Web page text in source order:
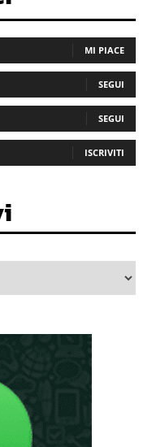
MI PIACE
SEGUI
SEGUI
ISCRIVITI